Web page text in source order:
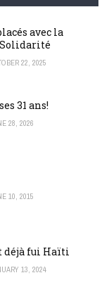
avec la
22, 2025
31 ans!
28, 2026
10, 2015
déjà fui Haïti
13, 2024